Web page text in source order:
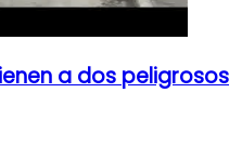
a dos peligrosos